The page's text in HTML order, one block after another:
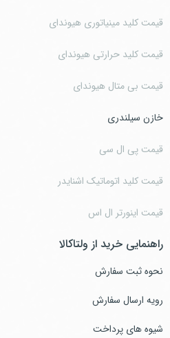
قیمت کلید مینیاتوری هیوندای
قیمت کلید حرارتی هیوندای
قیمت بی متال هیوندای
خازن سیلندری
قیمت پی ال سی
قیمت کلید اتوماتیک اشنایدر
قیمت اینورتر ال اس
راهنمایی خرید از ولتاکالا
نحوه ثبت سفارش
رویه ارسال سفارش
شیوه های پرداخت